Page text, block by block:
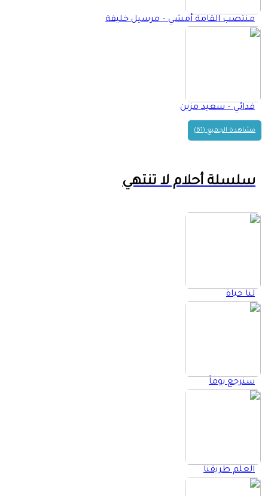
منتصب القامة أمشي – مرسيل خليفة
فدائي – سعيد مزين
مشاهدة الجميع (61)
سلسلة أحلام لا تنتهي
لنا حياة
سنرجع يوماً
العلم طريقنا